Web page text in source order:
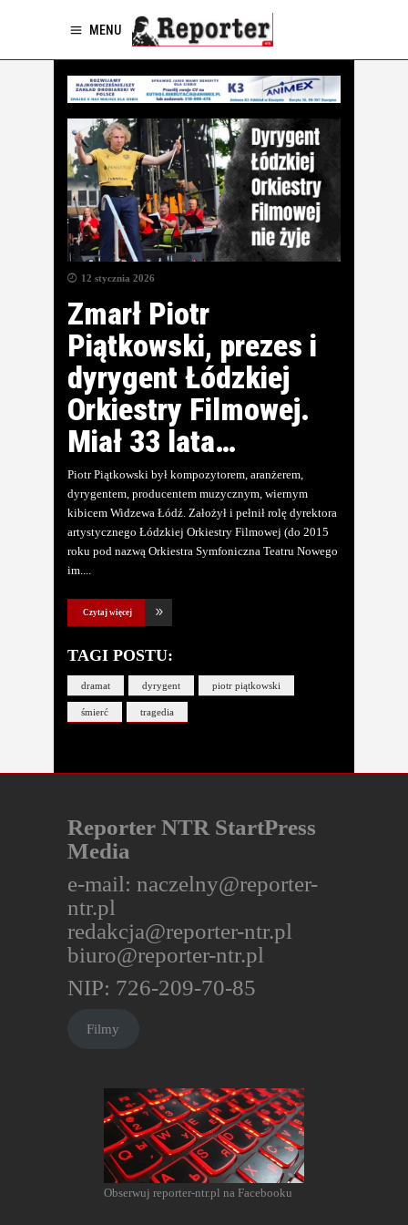
MENU
12 stycznia 2026
Zmarł Piotr
Piątkowski, prezes i
dyrygent Łódzkiej
Orkiestry Filmowej.
Miał 33 lata…
Piotr Piątkowski był kompozytorem, aranżerem,
dyrygentem, producentem muzycznym, wiernym
kibicem Widzewa Łódź. Założył i pełnił rolę dyrektora
artystycznego Łódzkiej Orkiestry Filmowej (do 2015
roku pod nazwą Orkiestra Symfoniczna Teatru Nowego
im.
Czytaj więcej
TAGI POSTU:
dramat dyrygent piotr piątkowski
śmierć tragedia
Reporter NTR StartPress
Media
e-mail: naczelny@reporter-
ntr.pl
redakcja@reporter-ntr.pl
biuro@reporter-ntr.pl
NIP: 726-209-70-85
Filmy
Obserwuj reporter-ntr.pl na Facebooku